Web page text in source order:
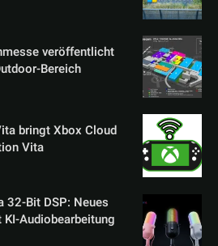
veröffentlicht
Bereich
bringt Xbox Cloud
Vita
32-Bit DSP: Neues
Audiobearbeitung